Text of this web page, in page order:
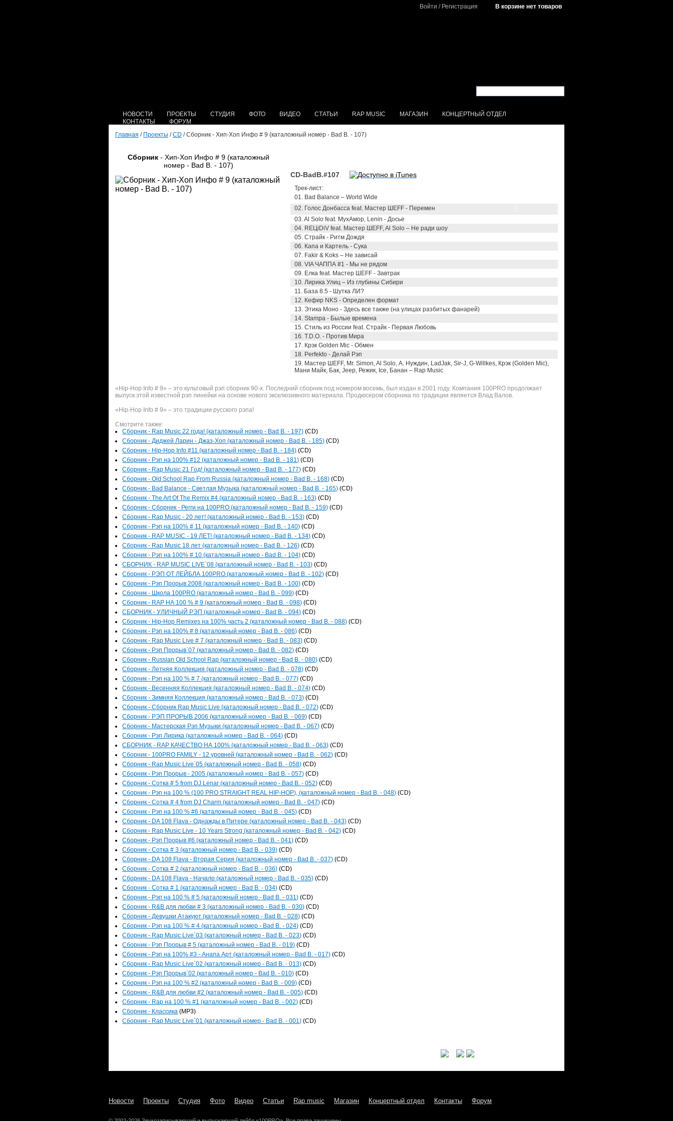
Войти / Регистрация В корзине нет товаров
НОВОСТИ ПРОЕКТЫ СТУДИЯ ФОТО ВИДЕО СТАТЬИ RAP MUSIC МАГАЗИН
КОНЦЕРТНЫЙ ОТДЕЛ
КОНТАКТЫ
ФОРУМ
Главная / Проекты /CD / Сборник - Хип-Хоп Инфо # 9 (каталожный номер - Bad B. - 107)
Сборник- Хип-Хоп Инфо # 9 (каталожный
номер - Bad B. - 107)
CD-BadB.#107
Трек-лист:
01. Bad Balance – World Wide
02. Голос Донбасса feat. Мастер ШЕFF - Перемен
03. Al Solo feat. МухАмор, Lenin - Досье
04. REЦiDiV feat. Мастер ШЕFF, Al Solo – Не ради шоу
05. Страйк - Ритм Дождя
06. Капа и Картель - Сука
07. Fakir & Koks – Не зависай
08. VIA ЧАППА #1 - Мы не рядом
09. Елка feat. Мастер ШЕFF - Завтрак
10. Лирика Улиц – Из глубины Сибири
11. База 8.5 - Шутка ЛИ?
12. Кефир NKS - Определен формат
13. Этика Моно - Здесь все также (на улицах разбитых фанарей)
14. Stampa - Былые времена
15. Стиль из России feat. Страйк - Первая Любовь
16. T.D.O. - Против Мира
17. Крэк Golden Mic - Обмен
18. Perfekto - Делай Рэп
19. Мастер ШЕFF, Mr. Simon, Al Solo, А. Нуждин, LadJak, Sir-J, G-Willkes, Крэк (Golden Mic),
Мани Майк, Бак, Jeep, Режик, Ice, Банан – Rap Music
«Hip-Hop Info # 9» – это культовый рэп сборник 90-х. Последний сборник под номером восемь, был издан в 2001 году. Компания 100PRO продолжает
выпуск этой известной рэп линейки на основе нового эксклюзивного материала. Продюсером сборника по традиции является Влад Валов.
«Hip-Hop Info # 9» – это традиции русского рэпа!
Смотрите также:
Сборник - Rap Music 22 года! (каталожный номер - Bad B. - 197) (CD)
Сборник - Диджей Ларин - Джаз-Хоп (каталожный номер - Bad B. - 185) (CD)
Сборник - Hip-Hop Info #11 (каталожный номер - Bad B. - 184) (CD)
Сборник - Рэп на 100% #12 (каталожный номер - Bad B. - 181) (CD)
Сборник - Rap Music 21 Год! (каталожный номер - Bad B. - 177) (CD)
Сборник - Old School Rap From Russia (каталожный номер - Bad B. - 168) (CD)
Сборник - Bad Balance - Светлая Музыка (каталожный номер - Bad B. - 165) (CD)
Сборник - The Art Of The Remix #4 (каталожный номер - Bad B. - 163) (CD)
Сборник - Сборник - Регги на 100PRO (каталожный номер - Bad B. - 159) (CD)
Сборник - Rap Music - 20 лет! (каталожный номер - Bad B. - 153) (CD)
Сборник - Рэп на 100% # 11 (каталожный номер - Bad B. - 140) (CD)
Сборник - RAP MUSIC - 19 ЛЕТ! (каталожный номер - Bad B. - 134) (CD)
Сборник - Rap Music 18 лет (каталожный номер - Bad B. - 126) (CD)
Сборник - Рэп на 100% # 10 (каталожный номер - Bad B. - 104) (CD)
СБОРНИК - RAP MUSIC LIVE`08 (каталожный номер - Bad B. - 103) (CD)
Сборник - РЭП ОТ ЛЕЙБЛА 100PRO (каталожный номер - Bad B. - 102) (CD)
Сборник - Рэп Прорыв 2008 (каталожный номер - Bad B. - 100) (CD)
Сборник - Школа 100PRO (каталожный номер - Bad B. - 099) (CD)
Сборник - RAP НА 100 % # 9 (каталожный номер - Bad B. - 098) (CD)
СБОРНИК - УЛИЧНЫЙ РЭП (каталожный номер - Bad B. - 094) (CD)
Сборник - Hip-Hop Remixes на 100% часть 2 (каталожный номер - Bad B. - 088) (CD)
Сборник - Рэп на 100% # 8 (каталожный номер - Bad B. - 086) (CD)
Сборник - Rap Music Live # 7 (каталожный номер - Bad B. - 083) (CD)
Сборник - Рэп Прорыв`07 (каталожный номер - Bad B. - 082) (CD)
Сборник - Russian Old School Rap (каталожный номер - Bad B. - 080) (CD)
Сборник - Летняя Коллекция (каталожный номер - Bad B. - 078) (CD)
Сборник - Рэп на 100 % # 7 (каталожный номер - Bad B. - 077) (CD)
Сборник - Весенняя Коллекция (каталожный номер - Bad B. - 074) (CD)
Сборник - Зимняя Коллекция (каталожный номер - Bad B. - 073) (CD)
Сборник - Сборник Rap Music Live (каталожный номер - Bad B. - 072) (CD)
Сборник - РЭП ПРОРЫВ 2006 (каталожный номер - Bad B. - 069) (CD)
Сборник - Мастерская Рэп Музыки (каталожный номер - Bad B. - 067) (CD)
Сборник - Рэп Лирика (каталожный номер - Bad B. - 064) (CD)
СБОРНИК - RAP КАЧЕСТВО НА 100% (каталожный номер - Bad B. - 063) (CD)
Сборник - 100PRO FAMILY - 12 уровней (каталожный номер - Bad B. - 062) (CD)
Сборник - Rap Music Live`05 (каталожный номер - Bad B. - 058) (CD)
Сборник - Рэп Прорыв - 2005 (каталожный номер - Bad B. - 057) (CD)
Сборник - Сотка # 5 from DJ Lenar (каталожный номер - Bad B. - 052) (CD)
Сборник - Рэп на 100 % (100 PRO STRAIGHT REAL HIP-HOP), (каталожный номер - Bad B. - 048) (CD)
Сборник - Сотка # 4 from DJ Charm (каталожный номер - Bad B. - 047) (CD)
Сборник - Рэп на 100 % #6 (каталожный номер - Bad B. - 045) (CD)
Сборник - DA 108 Flava - Однажды в Питере (каталожный номер - Bad B. - 043) (CD)
Сборник - Rap Music Live - 10 Years Strong (каталожный номер - Bad B. - 042) (CD)
Сборник - Рэп Прорыв #6 (каталожный номер - Bad B. - 041) (CD)
Сборник - Сотка # 3 (каталожный номер - Bad B. - 039) (CD)
Сборник - DA 108 Flava - Вторая Серия (каталожный номер - Bad B. - 037) (CD)
Сборник - Сотка # 2 (каталожный номер - Bad B. - 036) (CD)
Сборник - DA 108 Flava - Начало (каталожный номер - Bad B. - 035) (CD)
Сборник - Сотка # 1 (каталожный номер - Bad B. - 034) (CD)
Сборник - Рэп на 100 % # 5 (каталожный номер - Bad B. - 031) (CD)
Сборник - R&B для любви # 3 (каталожный номер - Bad B. - 030) (CD)
Сборник - Девушки Атакуют (каталожный номер - Bad B. - 028) (CD)
Сборник - Рэп на 100 % # 4 (каталожный номер - Bad B. - 024) (CD)
Сборник - Rap Music Live`03 (каталожный номер - Bad B. - 023) (CD)
Сборник - Рэп Прорыв # 5 (каталожный номер - Bad B. - 019) (CD)
Сборник - Рэп на 100% #3 - Анапа Арт (каталожный номер - Bad B. - 017) (CD)
Сборник - Rap Music Live`02 (каталожный номер - Bad B. - 013) (CD)
Сборник - Рэп Прорыв`02 (каталожный номер - Bad B. - 010) (CD)
Сборник - Рэп на 100 % #2 (каталожный номер - Bad B. - 009) (CD)
Сборник - R&B для любви #2 (каталожный номер - Bad B. - 005) (CD)
Сборник - Rap на 100 % #1 (каталожный номер - Bad B. - 002) (CD)
Сборник - Классика (MP3)
Сборник - Rap Music Live`01 (каталожный номер - Bad B. - 001) (CD)
Новости Проекты Студия Фото Видео Статьи Rap music Магазин Концертный отдел Контакты Форум